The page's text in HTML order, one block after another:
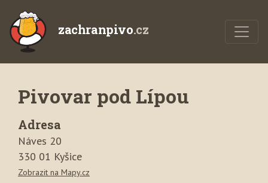
zachranpivo.cz
Pivovar pod Lípou
Adresa
Náves 20
330 01 Kyšice
Zobrazit na Mapy.cz